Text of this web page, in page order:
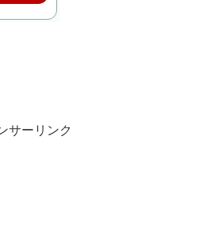
サーリンク